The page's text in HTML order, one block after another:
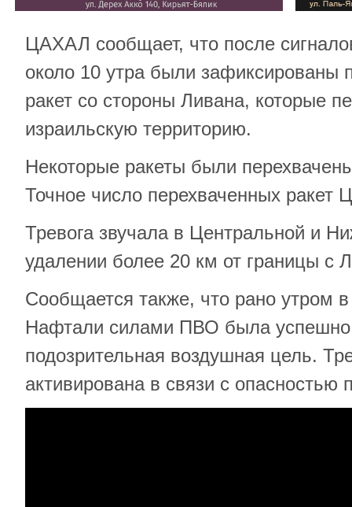
ЦАХАЛ сообщает, что после
около 10 утра были зафиксированы
ракет со стороны Ливана, которые
израильскую территорию.
Некоторые ракеты были
Точное число перехваченных ракет
Тревога звучала в Центральной и
удалении более 20 км от границы с
Сообщается также, что рано утром
Нафтали силами ПВО была успешно
подозрительная воздушная цель.
активирована в связи с опасностью